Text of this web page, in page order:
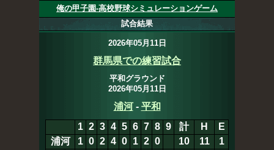
俺の甲子園-高校野球シミュレーションゲーム
試合結果
2026年05月11日
群馬県での練習試合
平和グラウンド
2026年05月11日
浦河 10- 15 平和
1 2 3 4 5 6 7 8 9 計 H
E
浦河
1 0 2 4 0 1 2 0 10 12
1